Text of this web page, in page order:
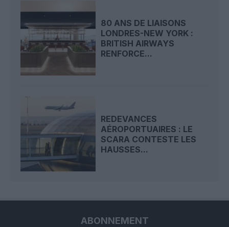
80 ANS DE LIAISONS
LONDRES-NEW YORK :
BRITISH AIRWAYS
RENFORCE...
REDEVANCES
AÉROPORTUAIRES : LE
SCARA CONTESTE LES
HAUSSES...
ABONNEMENT